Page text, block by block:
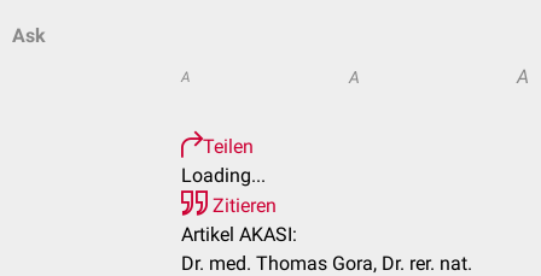
Ask
A A A
Teilen
Loading...
Zitieren
Artikel AKASI:
Dr. med. Thomas Gora, Dr. rer. nat.